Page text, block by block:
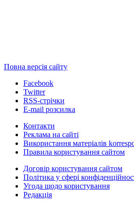
Повна версія сайту
Facebook
Twitter
RSS-стрічки
E-mail розсилка
Контакти
Реклама на сайті
Використання матеріалів
Правила користування сайтом
Договір користування сайтом
Політика у сфері
Угода щодо користування
Редакція